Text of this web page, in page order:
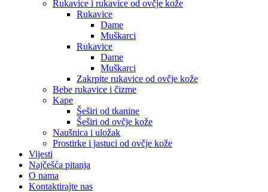
Rukavice i rukavice od ovčje kože
Rukavice
Dame
Muškarci
Rukavice
Dame
Muškarci
Zakrpite rukavice od ovčje kože
Bebe rukavice i čizme
Kape
Šeširi od tkanine
Šeširi od ovčje kože
Naušnica i uložak
Prostirke i jastuci od ovčje kože
Vijesti
Najčešća pitanja
O nama
Kontaktirajte nas